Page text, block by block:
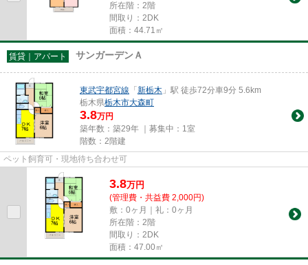
所在階：2階
間取り：2DK
面積：44.71㎡
賃貸｜アパート サンガーデンＡ
東武宇都宮線 「新栃木 」駅 徒歩72分車9分 5.6km
栃木県栃木市大森町
3.8万円
築年数：築29年 ｜募集中： 1室
階数：2階建
ペット飼育可・現地待ち合わせ可
3.8万円
(管理費・共益費 2,000円)
敷：0ヶ月｜礼：0ヶ月
所在階：2階
間取り：2DK
面積：47.00㎡